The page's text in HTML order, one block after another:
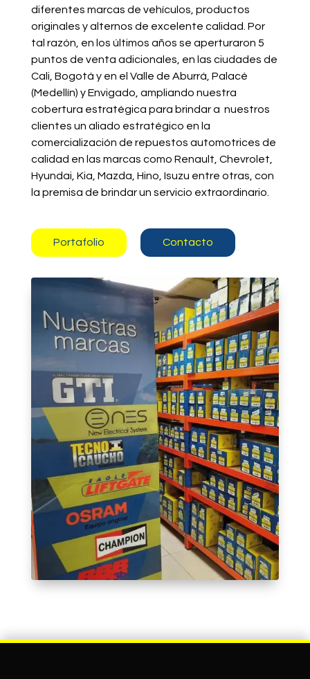
diferentes marcas de vehículos, productos
originales y alternos de excelente calidad. Por
tal razón, en los últimos años se aperturaron 5
puntos de venta adicionales, en las ciudades de
Cali, Bogotá y en el Valle de Aburrá, Palacé
(Medellín) y Envigado, ampliando nuestra
cobertura estratégica para brindar a nuestros
clientes un aliado estratégico en la
comercialización de repuestos automotrices de
calidad en las marcas como Renault, Chevrolet,
Hyundai, Kia, Mazda, Hino, Isuzu entre otras, con
la premisa de brindar un servicio extraordinario.
Portafolio Contacto